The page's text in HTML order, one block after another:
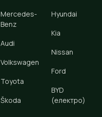
Mercedes-
Benz
Audi
Volkswagen
Toyota
Škoda
Hyundai
Kia
Nissan
Ford
BYD
(електро)